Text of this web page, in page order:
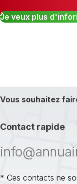
Je veux plus
Vous souhaitez
Contact rapide
* Ces contacts ne